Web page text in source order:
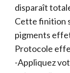
disparaît
Cette finition
pigments
Protocole
-Appliquez